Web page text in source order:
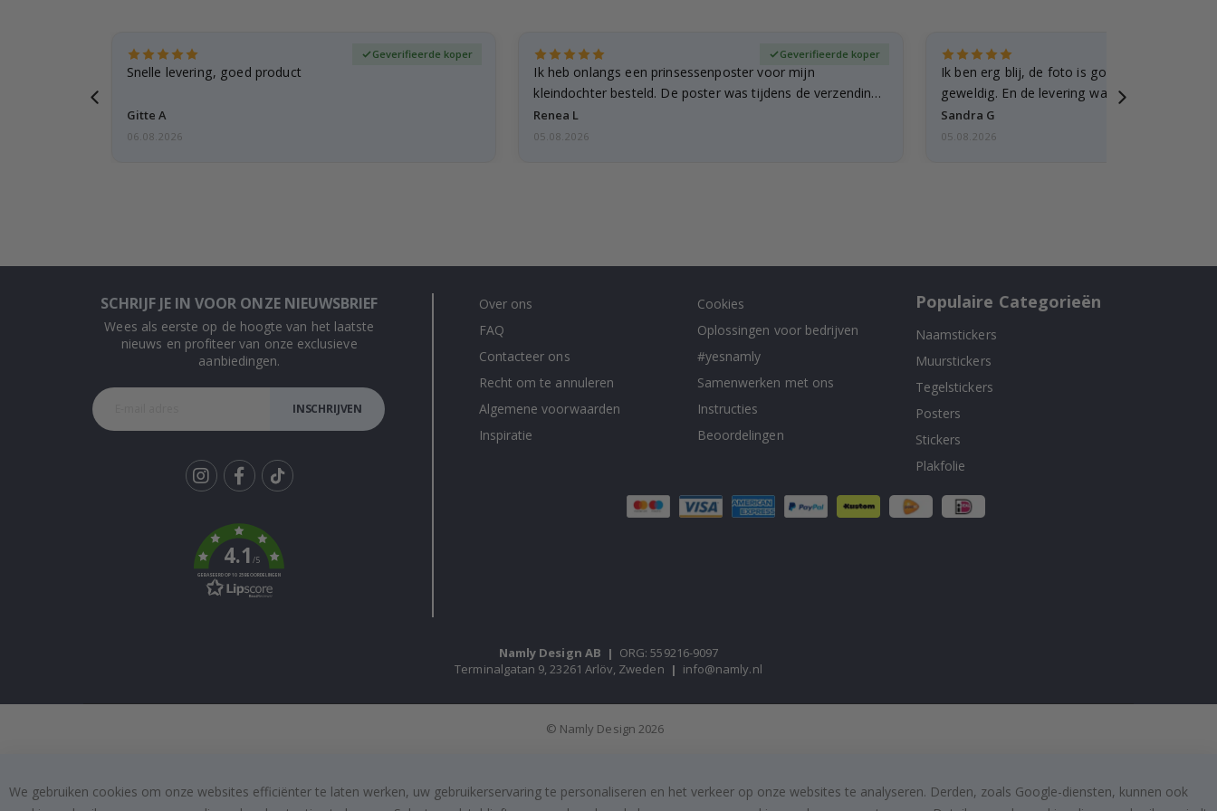
Snelle levering, goed product
Gitte A
Geverifieerde koper
06.08.2026
Ik heb onlangs een prinsessenposter voor mijn
kleindochter besteld. De poster was tijdens de verzending
licht…
Renea L
Geverifieerde koper
05.08.2026
Ik ben erg blij, de foto is goed gelukt en de
geweldig. En de levering was snel.
Sandra G
05.08.2026
SCHRIJF JE IN VOOR ONZE NIEUWSBRIEF
Wees als eerste op de hoogte van het laatste
nieuws en profiteer van onze exclusieve
aanbiedingen.
INSCHRIJVEN
k
4.1/5
GEBASEERD OP 1025 BEOORDELINGEN
Over ons
FAQ
Contacteer ons
Recht om te annuleren
Algemene voorwaarden
Inspiratie
Cookies
Oplossingen voor bedrijven
#yesnamly
Samenwerken met ons
Instructies
Beoordelingen
Populaire Categorieën
Naamstickers
Muurstickers
Tegelstickers
Posters
Stickers
Plakfolie
Namly Design AB | ORG: 559216-9097
Terminalgatan 9, 23261 Arlöv, Zweden | info@namly.nl
© Namly Design 2026
We gebruiken cookies om onze websites efficiënter te laten werken, uw gebruikerservaring te personaliseren en het verkeer op onze websites te analyseren. Derden, zoals Google-diensten, kunnen ook